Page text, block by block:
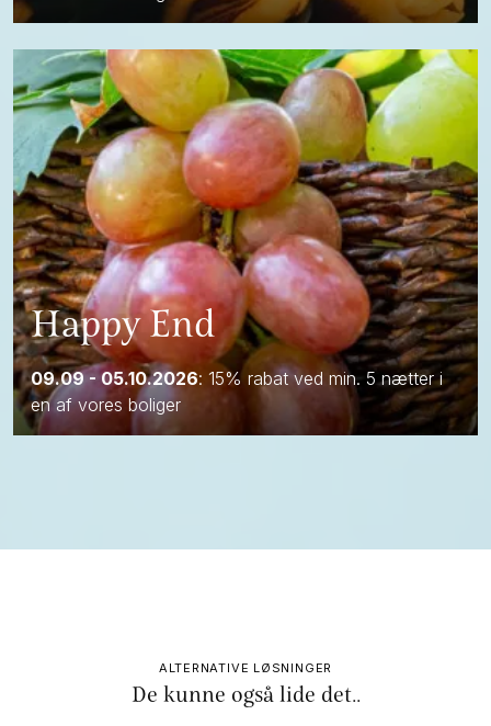
Happy End
09.09 - 05.10.2026: 15% rabat ved min. 5 nætter i
en af vores boliger
ALTERNATIVE LØSNINGER
De kunne også lide det..